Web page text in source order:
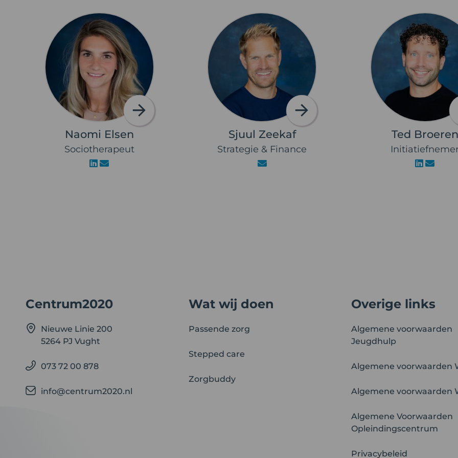
Naomi Elsen
Sociotherapeut
Sjuul Zeekaf
Strategie & Finance
Ted Broeren
Centrum2020
Nieuwe Linie 200
5264 PJ Vught
073 72 00 878
info@centrum2020.nl
Wat wij doen
Passende zorg
Stepped care
Zorgbuddy
Overige links
Algemene voorwaarden
Jeugdhulp
Algemene voorwaarden
Algemene voorwaarden
Algemene Voorwaarden
Opleindingscentrum
Privacybeleid